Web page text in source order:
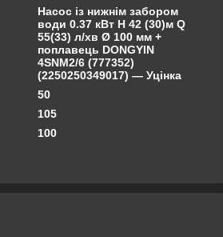
Насос із нижнім забором
води 0.37 кВт H 42 (30)м Q
55(33) л/хв Ø 100 мм +
поплавець DONGYIN
4SNM2/6 (777352)
(2250250349017) — Уцінка
50
105
100